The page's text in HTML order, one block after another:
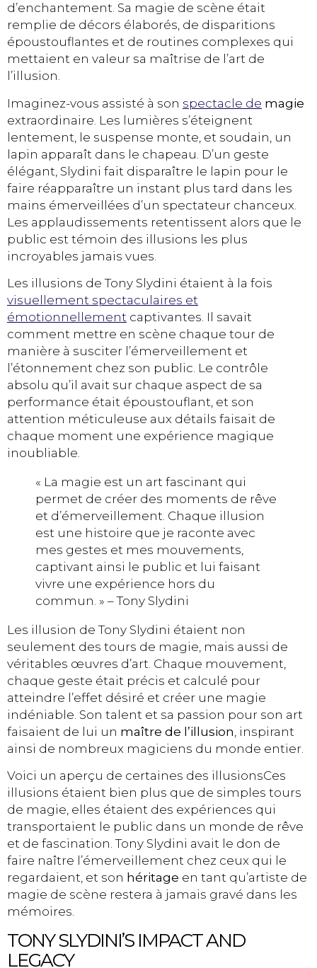
d’enchantement. Sa magie de scène était
remplie de décors élaborés, de disparitions
époustouflantes et de routines complexes qui
mettaient en valeur sa maîtrise de l’art de
l’illusion.
Imaginez-vous assisté à son spectacle de magie
extraordinaire. Les lumières s’éteignent
lentement, le suspense monte, et soudain, un
lapin apparaît dans le chapeau. D’un geste
élégant, Slydini fait disparaître le lapin pour le
faire réapparaître un instant plus tard dans les
mains émerveillées d’un spectateur chanceux.
Les applaudissements retentissent alors que le
public est témoin des illusions les plus
incroyables jamais vues.
Les illusions de Tony Slydini étaient à la fois
visuellement spectaculaires et
émotionnellement captivantes. Il savait
comment mettre en scène chaque tour de
manière à susciter l’émerveillement et
l’étonnement chez son public. Le contrôle
absolu qu’il avait sur chaque aspect de sa
performance était époustouflant, et son
attention méticuleuse aux détails faisait de
chaque moment une expérience magique
inoubliable.
« La magie est un art fascinant qui
permet de créer des moments de rêve
et d’émerveillement. Chaque illusion
est une histoire que je raconte avec
mes gestes et mes mouvements,
captivant ainsi le public et lui faisant
vivre une expérience hors du
commun. » – Tony Slydini
Les illusion de Tony Slydini étaient non
seulement des tours de magie, mais aussi de
véritables œuvres d’art. Chaque mouvement,
chaque geste était précis et calculé pour
atteindre l’effet désiré et créer une magie
indéniable. Son talent et sa passion pour son art
faisaient de lui un maître de l’illusion , inspirant
ainsi de nombreux magiciens du monde entier.
Voici un aperçu de certaines des illusionsCes
illusions étaient bien plus que de simples tours
de magie, elles étaient des expériences qui
transportaient le public dans un monde de rêve
et de fascination. Tony Slydini avait le don de
faire naître l’émerveillement chez ceux qui le
regardaient, et son héritage en tant qu’artiste de
magie de scène restera à jamais gravé dans les
mémoires.
TONY SLYDINI’S IMPACT AND
LEGACY